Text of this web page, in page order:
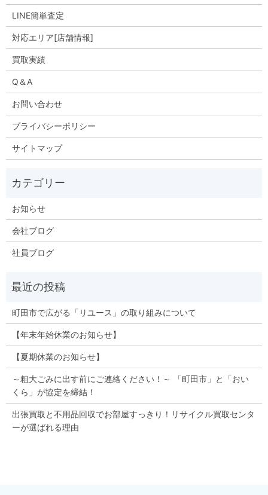
LINE簡単査定
対応エリア[店舗情報]
買取実績
Q＆A
お問い合わせ
プライバシーポリシー
サイトマップ
お知らせ
会社ブログ
社員ブログ
町田市で広がる「リユース」の取り組みについて
【年末年始休業のお知らせ】
【夏期休業のお知らせ】
～粗大ごみに出す前にご連絡ください！～ 「町田市」と「おい
くら」が協定を締結！
出張買取と不用品回収でお部屋すっきり！リサイクル買取センタ
ーが選ばれる理由